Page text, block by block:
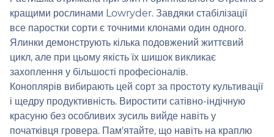
кращими рослинами Lowryder. Завдяки стабілізації
все паростки сорти є точними клонами один одного.
Ялинки демонструють кілька подовжений життєвий
цикл, але при цьому якість їх шишок викликає
захоплення у більшості професіоналів.
Коноплярів вибирають цей сорт за простоту культивації
і щедру продуктивність. Виростити сатівно-індічную
красуню без особливих зусиль вийде навіть у
початківця гровера. Пам'ятайте, що навіть на краплю